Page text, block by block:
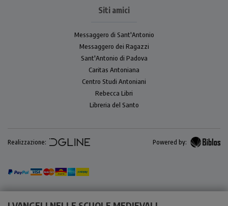
Siti amici
Messaggero di Sant'Antonio
Messaggero dei Ragazzi
Sant'Antonio di Padova
Caritas Antoniana
Centro Studi Antoniani
Rebecca Libri
Libreria del Santo
Realizzazione: Powered by: